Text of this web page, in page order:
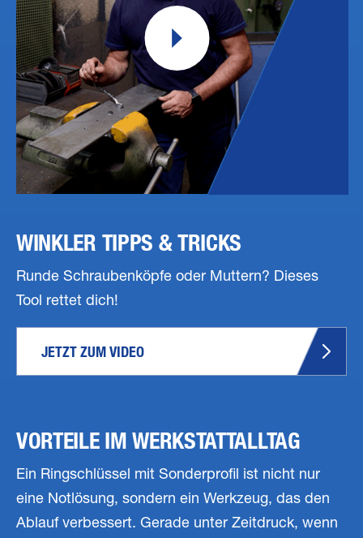
WINKLER TIPPS & TRICKS
Runde Schraubenköpfe oder Muttern? Dieses
Tool rettet dich!
JETZT ZUM VIDEO
VORTEILE IM WERKSTATTALLTAG
Ein Ringschlüssel mit Sonderprofil ist nicht nur
eine Notlösung, sondern ein Werkzeug, das den
Ablauf verbessert. Gerade unter Zeitdruck, wenn